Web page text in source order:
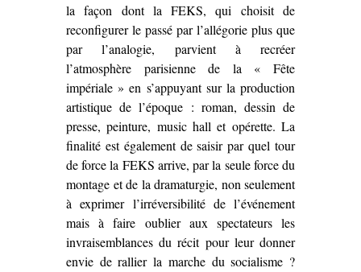
la façon dont la FEKS, qui choisit de
reconfigurer le passé par l’allégorie plus que
par l’analogie, parvient à recréer
l’atmosphère parisienne de la « Fête
impériale » en s’appuyant sur la production
artistique de l’époque : roman, dessin de
presse, peinture, music hall et opérette. La
finalité est également de saisir par quel tour
de force la FEKS arrive, par la seule force du
montage et de la dramaturgie, non seulement
à exprimer l’irréversibilité de l’événement
mais à faire oublier aux spectateurs les
invraisemblances du récit pour leur donner
envie de rallier la marche du socialisme ?